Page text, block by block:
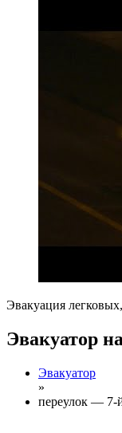
Эвакуация
Эвакуатор
Эвакуатор
»
переулок — 7-